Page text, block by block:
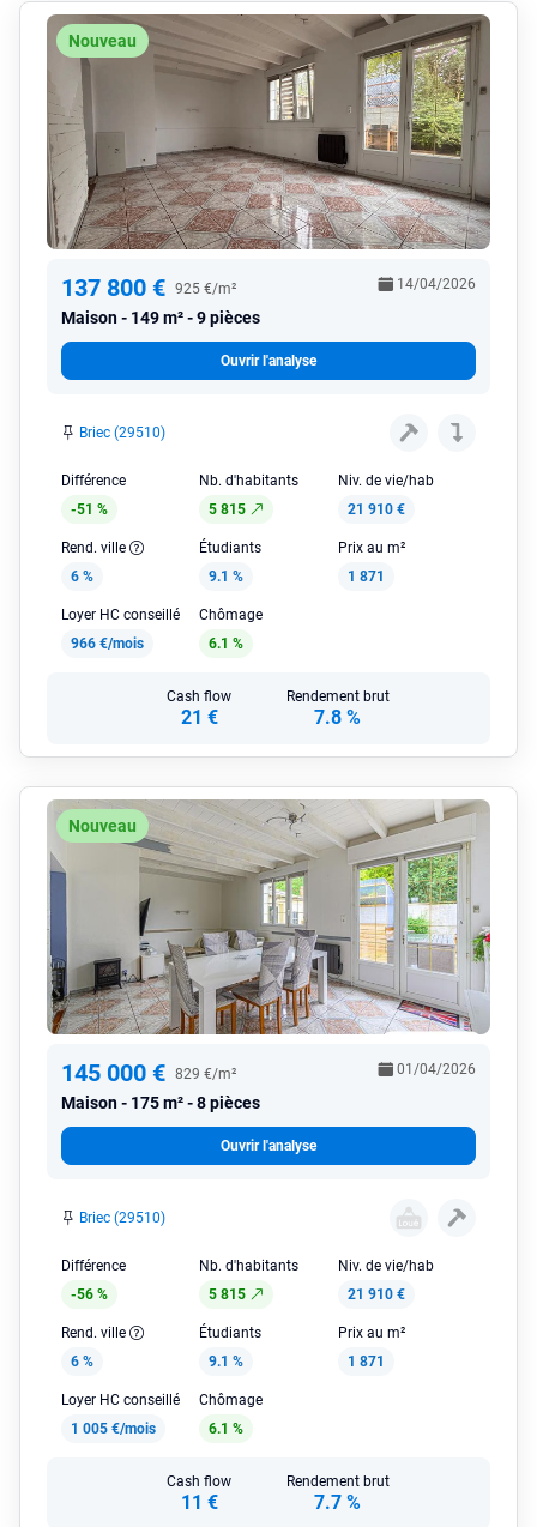
Nouveau
137 800 € 925 €/m²
Maison 149 m² - 9 pièces
14/04/2026
Ouvrir l'analyse
Briec (29510)
Différence
-51 %
Nb. d'habitants
5 815
Niv. de vie/hab
21 910 €
Rend. ville
6 %
Étudiants
9.1 %
Prix au m²
1 871
Loyer HC conseillé
966 €/mois
Chômage
6.1 %
Cash flow
21 €
Rendement brut
7.8 %
Nouveau
145 000 € 829 €/m²
Maison 175 m² - 8 pièces
01/04/2026
Ouvrir l'analyse
Briec (29510)
Différence
-56 %
Nb. d'habitants
5 815
Niv. de vie/hab
21 910 €
Rend. ville
6 %
Étudiants
9.1 %
Prix au m²
1 871
Loyer HC conseillé
1 005 €/mois
Chômage
6.1 %
Cash flow
11 €
Rendement brut
7.7 %